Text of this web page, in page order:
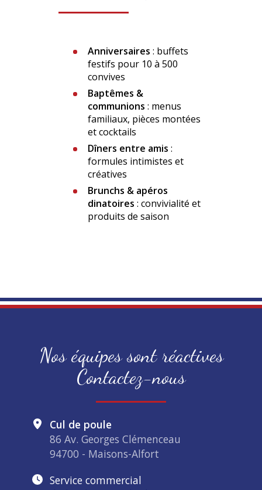
Anniversaires : buffets
festifs pour 10 à 500
convives
Baptêmes &
communions : menus
familiaux, pièces montées
et cocktails
Dîners entre amis :
formules intimistes et
créatives
Brunchs & apéros
dinatoires : convivialité et
produits de saison
Nos équipes sont réactives
Contactez-nous
Cul de poule
86 Av. Georges Clémenceau
94700 - Maisons-Alfort
Service commercial